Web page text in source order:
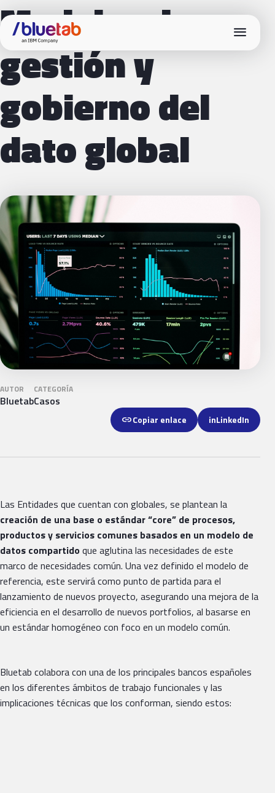
menu
Modelos de
gestión y
gobierno del
dato global
AUTOR
Bluetab
CATEGORÍA
Casos
linkCopiar enlace inLinkedIn
Las Entidades que cuentan con globales, se plantean la
creación de una base o estándar “core” de procesos,
productos y servicios comunes basados en un modelo de
datos compartidoque aglutina las necesidades de este
marco de necesidades común. Una vez definido el modelo de
referencia, este servirá como punto de partida para el
lanzamiento de nuevos proyecto, asegurando una mejora de la
eficiencia en el desarrollo de nuevos portfolios, al basarse en
un estándar homogéneo con foco en un modelo común.
Bluetab colabora con una de los principales bancos españoles
en los diferentes ámbitos de trabajo funcionales y las
implicaciones técnicas que los conforman, siendo estos: